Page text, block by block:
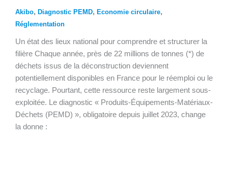
Akibo, Diagnostic PEMD, Economie circulaire,
Réglementation
Un état des lieux national pour comprendre et structurer la
filière Chaque année, près de 22 millions de tonnes (*) de
déchets issus de la déconstruction deviennent
potentiellement disponibles en France pour le réemploi ou le
recyclage. Pourtant, cette ressource reste largement sous-
exploitée. Le diagnostic « Produits-Équipements-Matériaux-
Déchets (PEMD) », obligatoire depuis juillet 2023, change
la donne :